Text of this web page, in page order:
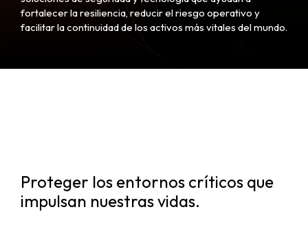
fortalecer la resiliencia, reducir el riesgo operativo y
facilitar la continuidad de los activos más vitales del mundo.
Proteger los entornos críticos que
impulsan nuestras vidas.